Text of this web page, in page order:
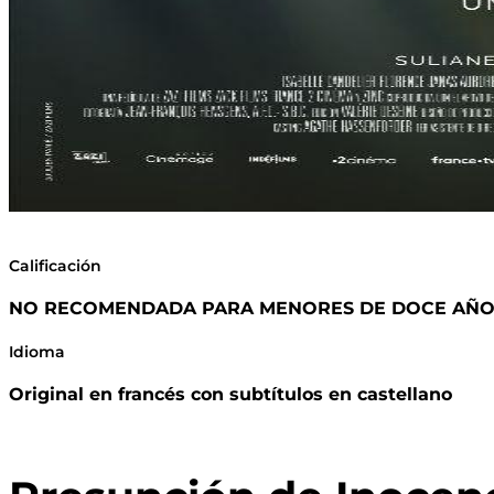
Calificación
NO RECOMENDADA PARA MENORES DE DOCE
Idioma
Original en francés con subtítulos en castellano